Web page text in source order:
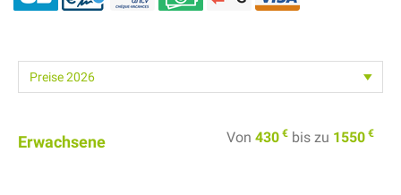
Erwachsene Von 430 € bis zu 1550 €